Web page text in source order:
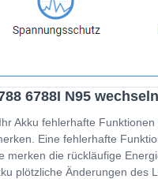
6788I N95
Akku fehlerhafte
Eine fehlerhafte
merken die rückläufige
plötzliche Änderungen des